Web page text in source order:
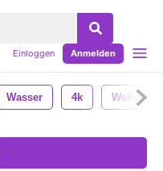
Einloggen Anmelden
Wasser 4k Wellen